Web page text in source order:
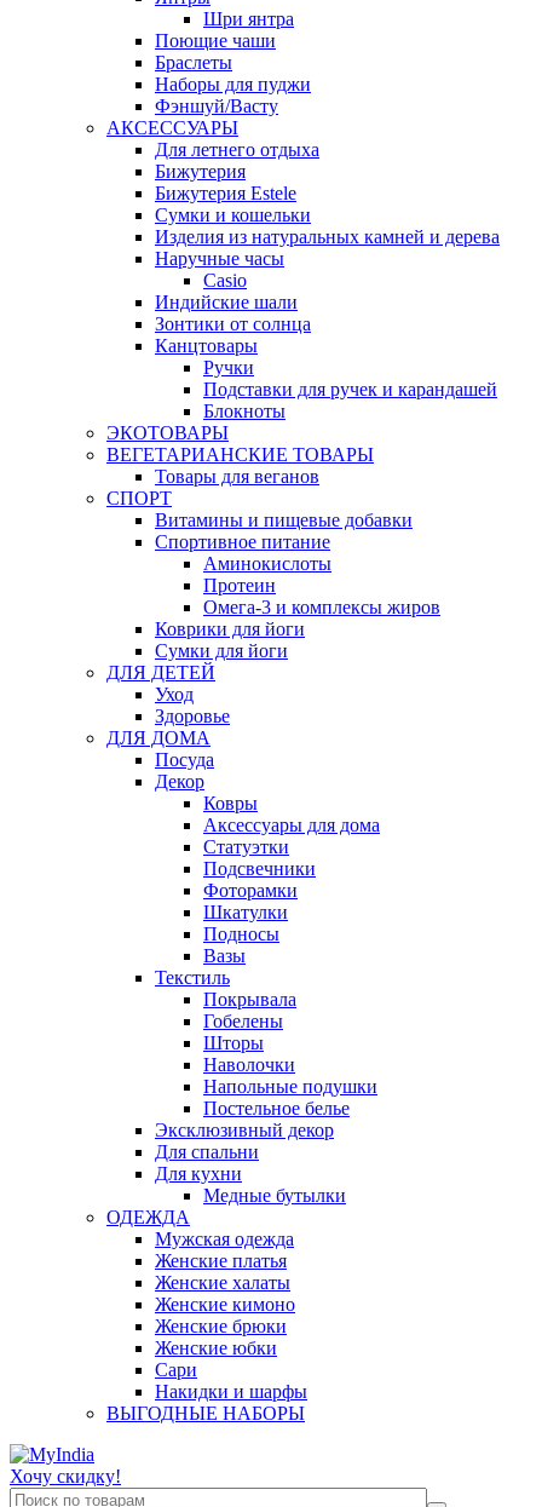
Шри янтра
Поющие чаши
Браслеты
Наборы для пуджи
Фэншуй/Васту
АКСЕССУАРЫ
Для летнего отдыха
Бижутерия
Бижутерия Estele
Сумки и кошельки
Изделия из натуральных камней и дерева
Наручные часы
Casio
Индийские шали
Зонтики от солнца
Канцтовары
Ручки
Подставки для ручек и карандашей
Блокноты
ЭКОТОВАРЫ
ВЕГЕТАРИАНСКИЕ ТОВАРЫ
Товары для веганов
СПОРТ
Витамины и пищевые добавки
Спортивное питание
Аминокислоты
Протеин
Омега-3 и комплексы жиров
Коврики для йоги
Сумки для йоги
ДЛЯ ДЕТЕЙ
Уход
Здоровье
ДЛЯ ДОМА
Посуда
Декор
Ковры
Аксессуары для дома
Статуэтки
Подсвечники
Фоторамки
Шкатулки
Подносы
Вазы
Текстиль
Покрывала
Гобелены
Шторы
Наволочки
Напольные подушки
Постельное белье
Эксклюзивный декор
Для спальни
Для кухни
Медные бутылки
ОДЕЖДА
Мужская одежда
Женские платья
Женские халаты
Женские кимоно
Женские брюки
Женские юбки
Сари
Накидки и шарфы
ВЫГОДНЫЕ НАБОРЫ
Хочу скидку!